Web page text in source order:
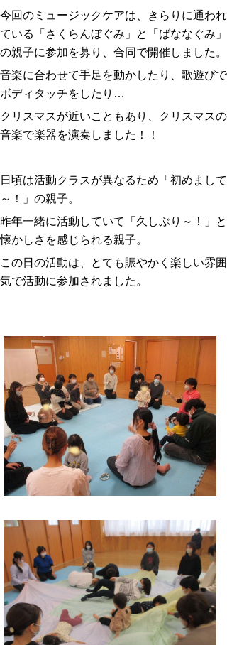
今回のミュージックケアは、きらりに通われ
ている「さくらんぼぐみ」と「ばななぐみ」
の親子に参加を募り、合同で開催しました。
音楽に合わせて手足を動かしたり、歌遊びで
ボディタッチをしたり…
クリスマスが近いこともあり、クリスマスの
音楽で楽器を演奏しました！！
日頃は活動クラスが異なるため「初めまして
～！」の親子。
昨年一緒に活動していて「久しぶり～！」と
懐かしさを感じられる親子。
この日の活動は、とても賑やかく楽しい雰囲
気で活動に参加されました。